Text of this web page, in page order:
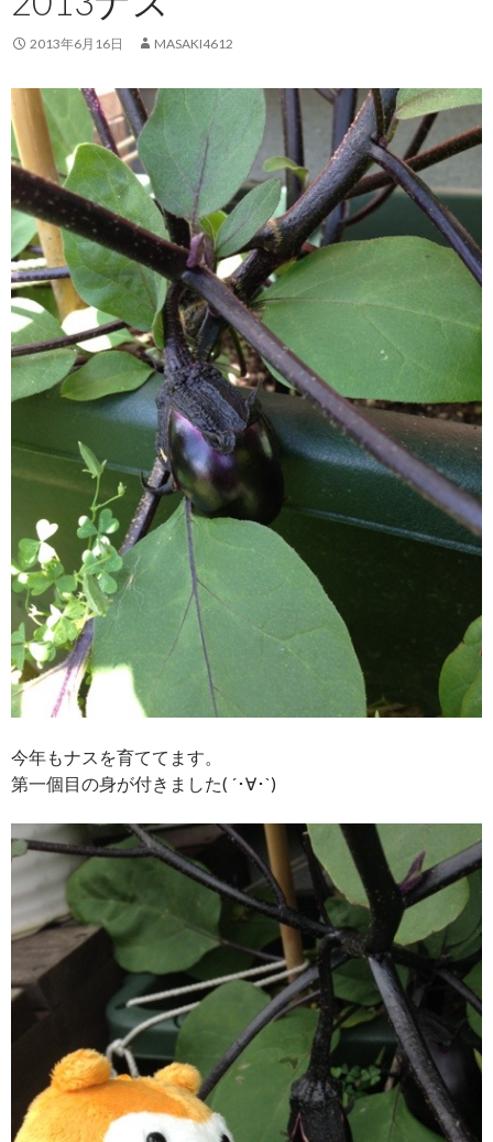
2013年6月16日 MASAKI4612
今年もナスを育ててます。
第一個目の身が付きました( ´･∀･`)